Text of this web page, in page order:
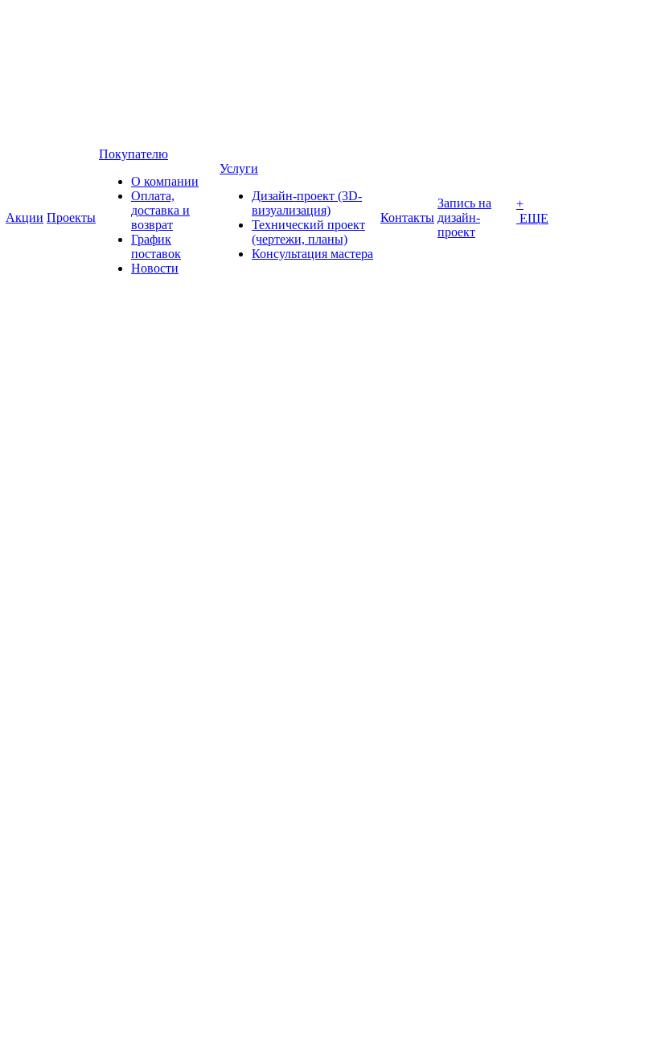
Акции Проекты
Покупателю
О компании
Оплата,
доставка и
возврат
График
поставок
Новости
Услуги
Дизайн-проект (3D-
визуализация)
Технический проект
(чертежи, планы)
Консультация мастера
Контакты
Запись на
дизайн-
проект
+
ЕЩЕ